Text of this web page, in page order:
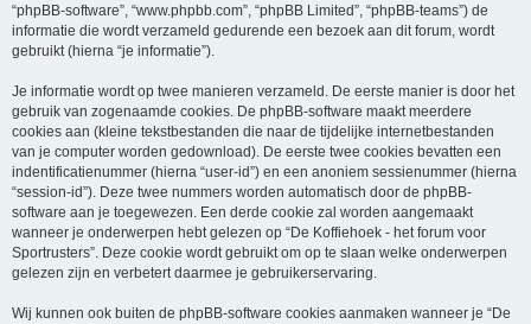
“phpBB-software”, “www.phpbb.com”, “phpBB Limited”, “phpBB-teams”) de
informatie die wordt verzameld gedurende een bezoek aan dit forum, wordt
gebruikt (hierna “je informatie”).
Je informatie wordt op twee manieren verzameld. De eerste manier is door het
gebruik van zogenaamde cookies. De phpBB-software maakt meerdere
cookies aan (kleine tekstbestanden die naar de tijdelijke internetbestanden
van je computer worden gedownload). De eerste twee cookies bevatten een
indentificatienummer (hierna “user-id”) en een anoniem sessienummer (hierna
“session-id”). Deze twee nummers worden automatisch door de phpBB-
software aan je toegewezen. Een derde cookie zal worden aangemaakt
wanneer je onderwerpen hebt gelezen op “De Koffiehoek - het forum voor
Sportrusters”. Deze cookie wordt gebruikt om op te slaan welke onderwerpen
gelezen zijn en verbetert daarmee je gebruikerservaring.
Wij kunnen ook buiten de phpBB-software cookies aanmaken wanneer je “De